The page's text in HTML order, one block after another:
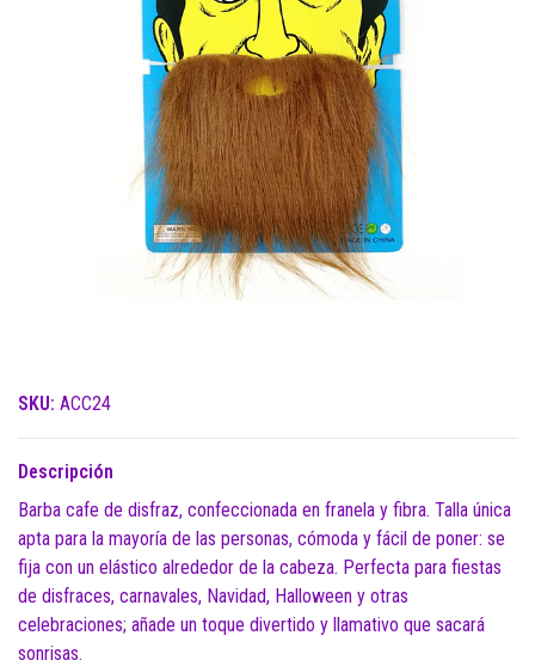
SKU: ACC24
Descripción
Barba cafe de disfraz, confeccionada en franela y fibra. Talla única
apta para la mayoría de las personas, cómoda y fácil de poner: se
fija con un elástico alrededor de la cabeza. Perfecta para fiestas
de disfraces, carnavales, Navidad, Halloween y otras
celebraciones; añade un toque divertido y llamativo que sacará
sonrisas.